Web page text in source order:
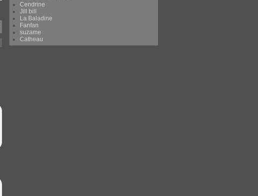
Cendrine
Jill bill
La Baladine
Fanfan
suzame
Catheau